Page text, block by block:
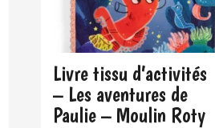
Livre tissu d’activités
– Les aventures de
Paulie – Moulin Roty